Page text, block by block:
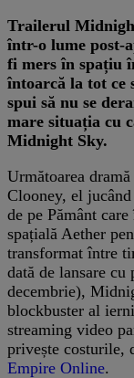
Trailerul
într-o lume post-
fi mers în spațiu
întoarcă la tot ce
spui să nu se
mare situația cu
Midnight Sky.
Următoarea
Clooney, el
de pe Pământ
spațială Aether
transformat între
dată de lansare
decembrie),
blockbuster al
streaming video
privește costurile,
Empire Online.